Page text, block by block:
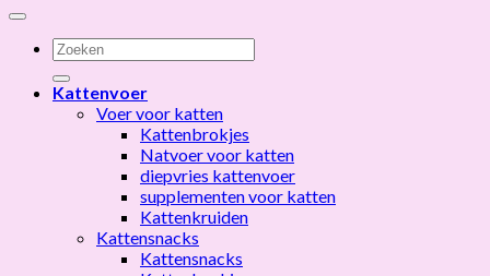
Zoeken
naar:
Kattenvoer
Voer voor katten
Kattenbrokjes
Natvoer voor katten
diepvries kattenvoer
supplementen voor katten
Kattenkruiden
Kattensnacks
Kattensnacks